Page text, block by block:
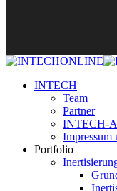
INTECH
Team
Partner
INTECH-
Impressum
Portfolio